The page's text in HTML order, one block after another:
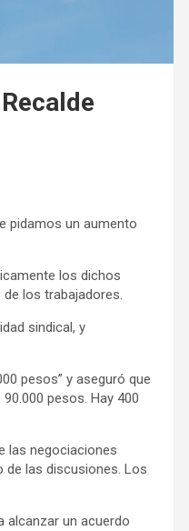
pidamos un aumento
los dichos
los trabajadores.
sindical, y
pesos” y aseguró que
pesos. Hay 400
las negociaciones
de las discusiones. Los
alcanzar un acuerdo